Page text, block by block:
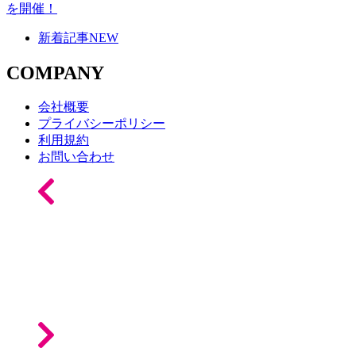
を開催！
新着記事NEW
COMPANY
会社概要
プライバシーポリシー
利用規約
お問い合わせ